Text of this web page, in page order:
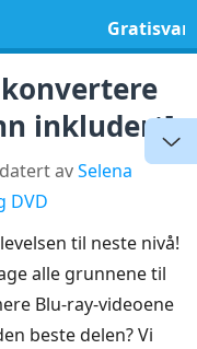
inkludert]
avSelena
DVD
til neste nivå!
alle grunnene til
Blu-ray-videoene
beste delen? Vi